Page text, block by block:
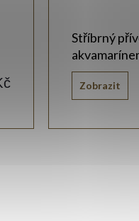
Stříbrný
Zobrazit